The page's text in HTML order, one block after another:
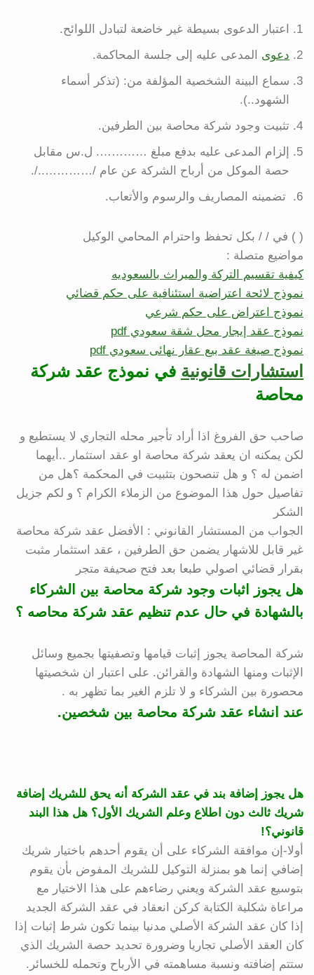
اعتبار الدعوى بسيطة غير خاضعة لتبادل اللوائح.
دعوى المدعى عليه إلى جلسة المحاكمة.
سماع البينة الشخصية المؤلفة من: (تذكر أسماء
الشهود..).
تثبيت وجود شركة محاصة بين الطرفين.
إلزام المدعى عليه بدفع مبلغ …………. ل.س مقابل
حصة الموكل من أرباح الشركة عن عام /…………../.
تضمينه المصاريف والرسوم والأتعاب.
( ) في / / بكل تحفظ واحترام المحامي الوكيل
مواضيع متصلة :
كيفية تقسيم التركة والميراث بالسعوديه
نموذج لائحة اعتراضية استئنافية على حكم قضائي
نموذج اعتراض على حكم شرعي
نموذج عقد إيجار محل شقة سعودي pdf
نموذج صيغة عقد بيع عقار نهائى سعودي pdf
استشارات قانونية في نموذج عقد شركة
محاصة
صاحب حق الفروغ اذا أراد تأجير محله التجاري لا يستطيع و
لكن يمكنه ان يعقد شركة محاصة او عقد استثمار ..أيهما
اضمن له ؟ و هل تنصحون بتثبيت في المحكمة ؟هل من
تفاصيل حول هذا الموضوع من الزملاء الكرام ؟ و لكم جزيل
الشكر
الجواب من المستشار القانوني : الأفضل عقد شركة محاصة
غير قابل للاشهار يضمن حق الطرفين ، عقد استثمار مثبت
بقرار قضائي اصولي طبعا بعد فتح صحيفة متجر
هل يجوز اثبات وجود شركة محاصة بين الشركاء
بالشهادة في حال عدم تنظيم عقد شركة محاصه ؟
شركة المحاصة يجوز إثبات قيامها وتصفيتها بجميع وسائل
الإثبات ومنها الشهادة والقرائن. على اعتبار ان شخصيتها
محصورة بين الشركاء و لا تلزم الغير بما تظهر به .
عند انشاء عقد شركة محاصة بين شخصين.
هل يجوز إضافة بند في عقد الشركة أنه يحق للشريك إضافة
شريك ثالث دون اطلاع وعلم الشريك الأول؟ هل هذا البند
قانوني؟!
أولا-إن موافقة الشركاء على أن يقوم أحدهم باختيار شريك
إضافي إنما هو بمنزلة التوكيل للشريك المفوض بأن يقوم
بتوسيع عقد الشركة ويعني رضاءهم على هذا الاختيار مع
مراعاة شكلية الكتابة كركن انعقاد في عقد الشركة الجديد
إذا كان عقد الشركة الأصلي مدنيا بينما تكون شرط إثبات إذا
كان العقد الأصلي تجاريا وضرورة تحديد حصة الشريك الذي
ستتم إضافته ونسبة مساهمته في الأرباح وتحمله للخسائر.